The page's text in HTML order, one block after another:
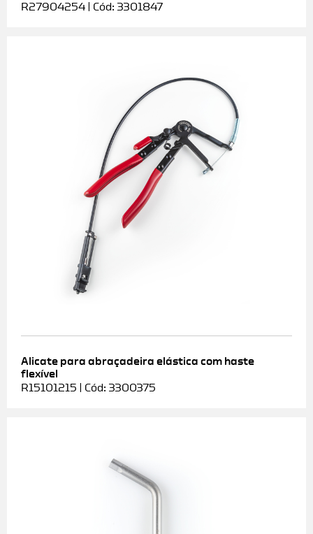
R27904254 | Cód: 3301847
Alicate para abraçadeira elástica com haste
flexível
R15101215 | Cód: 3300375